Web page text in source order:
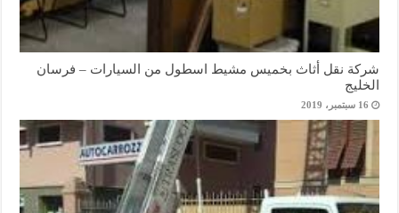
شركة نقل أثاث بخميس مشيط اسطول من السيارات – فرسان
الخليج
16 سبتمبر، 2019